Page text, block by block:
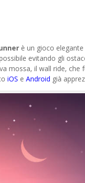
è un gioco
evitando gli
mossa, il wall ride,
iOS e Android già